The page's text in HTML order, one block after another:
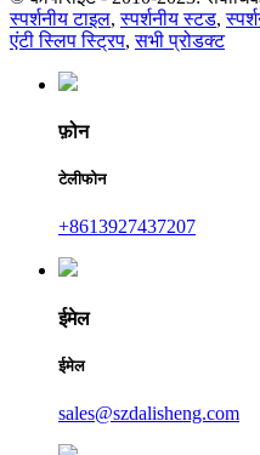
स्पर्शनीय टाइल,स्पर्शनीय स्टड,
एंटी स्लिप स्ट्रिप,सभी प्रोडक्ट
फ़ोन
टेलीफोन
+8613927437207
ईमेल
ईमेल
sales@szdalisheng.com